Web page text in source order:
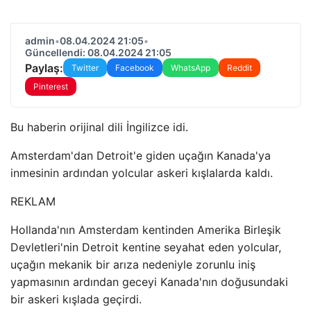
admin•08.04.2024 21:05•
Güncellendi: 08.04.2024 21:05
Paylaş: Twitter Facebook WhatsApp
Reddit
Pinterest
Bu haberin orijinal dili İngilizce idi.
Amsterdam'dan Detroit'e giden uçağın Kanada'ya
inmesinin ardından yolcular askeri kışlalarda kaldı.
REKLAM
Hollanda'nın Amsterdam kentinden Amerika Birleşik
Devletleri'nin Detroit kentine seyahat eden yolcular,
uçağın mekanik bir arıza nedeniyle zorunlu iniş
yapmasının ardından geceyi Kanada'nın doğusundaki
bir askeri kışlada geçirdi.